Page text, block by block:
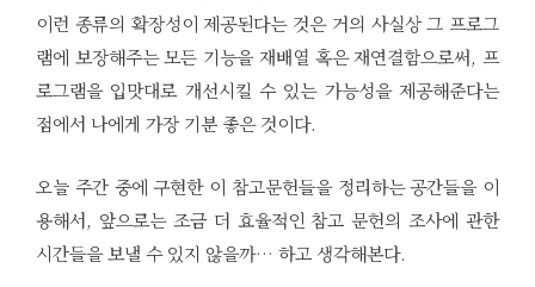
이런 종류의 확장성이 제공된다는 것은 거의 사실상 그 프로그
램에 보장해주는 모든 기능을 재배열 혹은 재연결함으로써, 프
로그램을 입맛대로 개선시킬 수 있는 가능성을 제공해준다는
점에서 나에게 가장 기분 좋은 것이다.
오늘 주간 중에 구현한 이 참고문헌들을 정리하는 공간들을 이
용해서, 앞으로는 조금 더 효율적인 참고 문헌의 조사에 관한
시간들을 보낼 수 있지 않을까… 하고 생각해본다.